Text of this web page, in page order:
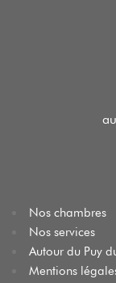
Nos chambres
Nos services
Autour du Puy
Mentions